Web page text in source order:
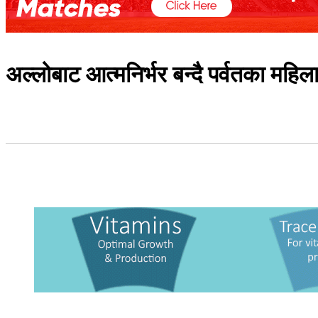
अल्लोबाट आत्मनिर्भर बन्दै पर्वतका महिला